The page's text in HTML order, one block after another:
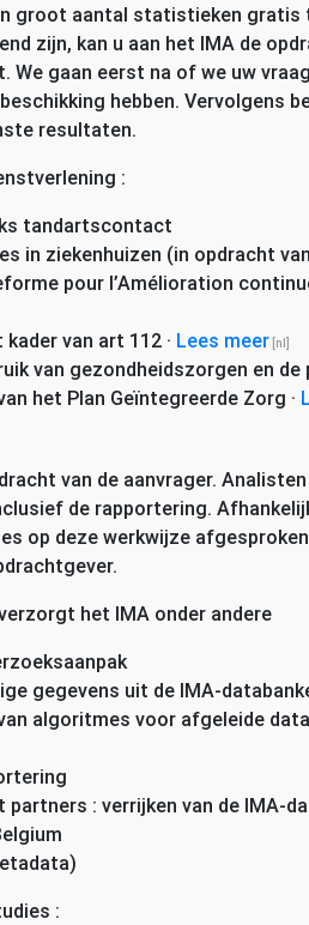
groot aantal statistieken gratis
zijn, kan u aan het IMA de
gaan eerst na of we uw
hebben. Vervolgens
resultaten.
:
tandartscontact
in ziekenhuizen (in opdracht
pour l’Amélioration
van art 112 · Lees meer
van gezondheidszorgen en
het Plan Geïntegreerde Zorg ·
van de aanvrager.
de rapportering.
op deze werkwijze
het IMA onder andere
gegevens uit de IMA-
algoritmes voor afgeleide
partners : verrijken van de IMA-
: